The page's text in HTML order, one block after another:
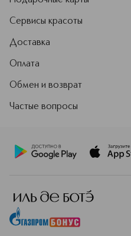
Сервисы красоты
Доставка
Оплата
Обмен и возврат
Частые вопросы